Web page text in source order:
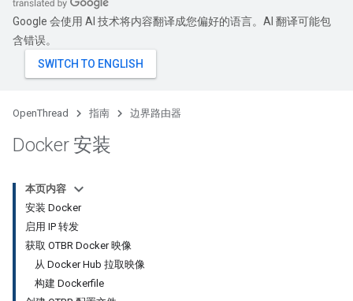
Google 会使用 AI 技术将内容翻译成您偏好的语言。AI 翻译可能包
含错误。
OpenThread 指南 边界路由器
Docker 安装
本页内容
安装 Docker
启用 IP 转发
获取 OTBR Docker 映像
从 Docker Hub 拉取映像
构建 Dockerfile